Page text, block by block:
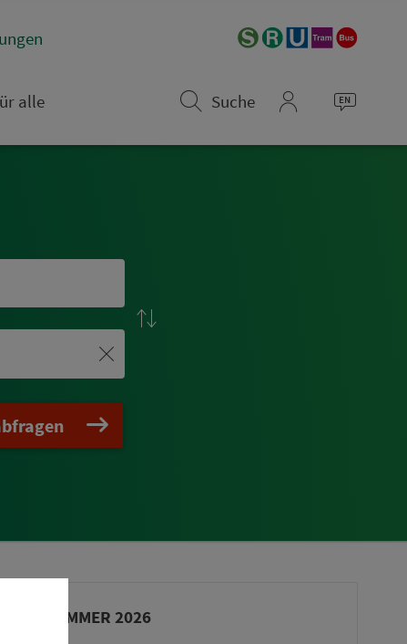
alle
Suche
VGN-SOMMER 2026